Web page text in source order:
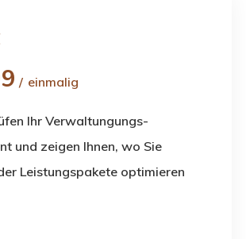
einmalig
Ihr Verwaltungungs-
und zeigen Ihnen, wo Sie
Leistungspakete optimieren